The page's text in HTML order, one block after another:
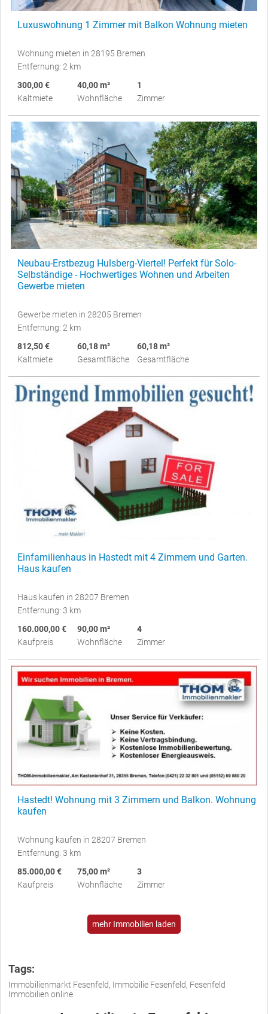
Luxuswohnung 1 Zimmer mit Balkon Wohnung mieten
Wohnung mieten in 28195 Bremen
Entfernung: 2 km
300,00 €
Kaltmiete
40,00 m²
Wohnfläche
1
Zimmer
Neubau-Erstbezug Hulsberg-Viertel! Perfekt für Solo-
Selbständige - Hochwertiges Wohnen und Arbeiten
Gewerbe mieten
Gewerbe mieten in 28205 Bremen
Entfernung: 2 km
812,50 €
Kaltmiete
60,18 m²
Gesamtfläche
60,18 m²
Gesamtfläche
Einfamilienhaus in Hastedt mit 4 Zimmern und Garten.
Haus kaufen
Haus kaufen in 28207 Bremen
Entfernung: 3 km
160.000,00 €
Kaufpreis
90,00 m²
Wohnfläche
4
Zimmer
Hastedt! Wohnung mit 3 Zimmern und Balkon. Wohnung
kaufen
Wohnung kaufen in 28207 Bremen
Entfernung: 3 km
85.000,00 €
Kaufpreis
75,00 m²
Wohnfläche
3
Zimmer
mehr Immobilien laden
Tags:
Immobilienmarkt Fesenfeld, Immobilie Fesenfeld, Fesenfeld
Immobilien online